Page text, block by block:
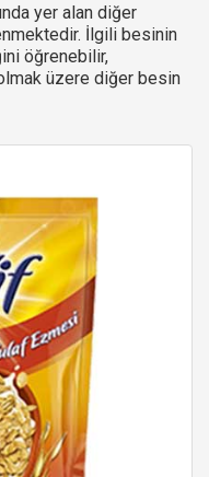
yer alan diğer
İlgili besinin
öğrenebilir,
üzere diğer besin